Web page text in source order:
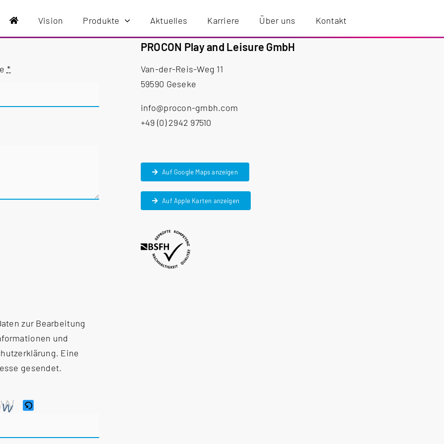
Vision Produkte Aktuelles Karriere Über uns Kontakt
*
zur Bearbeitung
und
. Eine
gesendet.
PROCON Play and Leisure GmbH
Van-der-Reis-Weg 11
59590 Geseke
info@procon-gmbh.com
+49 (0) 2942 97510
Auf Google Maps anzeigen
Auf Apple Karten anzeigen